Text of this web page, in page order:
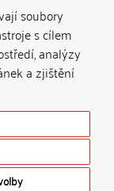
soubory
s cílem
analýzy
a zjištění